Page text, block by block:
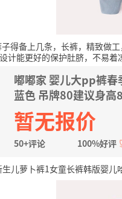
得备上几条，长裤，精致做
计能更好的保护肚脐，不易着
嘟嘟家 婴儿大pp裤
蓝色 吊牌80建议身高
暂无报价
50+评论 100%好评
儿萝卜裤1女童长裤韩版婴